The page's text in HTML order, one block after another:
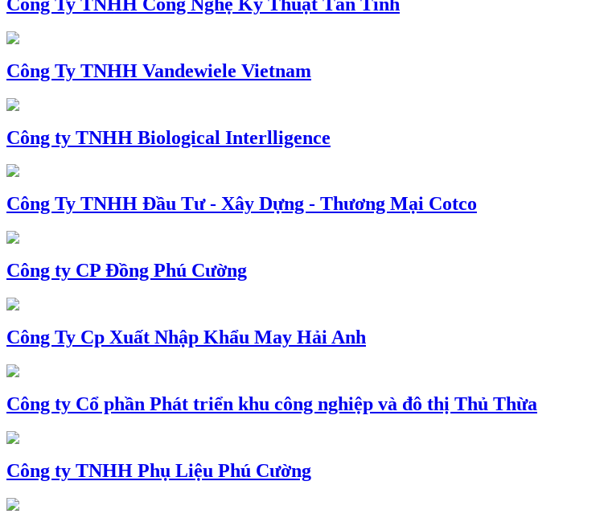
Công Ty TNHH Vandewiele Vietnam
Công ty TNHH Biological Interlligence
Công Ty TNHH Đầu Tư - Xây Dựng - Thương Mại Cotco
Công ty CP Đồng Phú Cường
Công Ty Cp Xuất Nhập Khẩu May Hải Anh
Công ty Cổ phần Phát triển khu công nghiệp và đô thị Thủ Thừa
Công ty TNHH Phụ Liệu Phú Cường